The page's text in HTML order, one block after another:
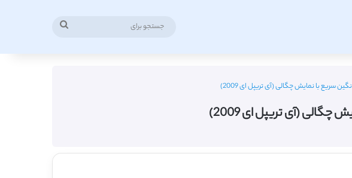
سریع با نمایش چگالی (آی تریپل ای 2009)
(آی تریپل ای 2009)